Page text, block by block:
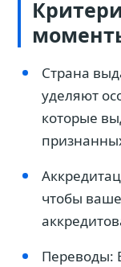
Страна
уделяют
которые
чтобы
Переводы: